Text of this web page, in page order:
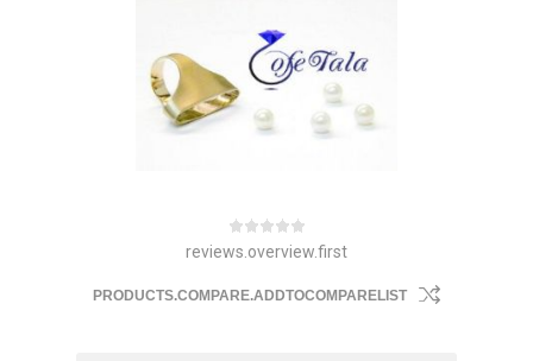
reviews.overview.first
PRODUCTS.COMPARE.ADDTOCOMPARELIST